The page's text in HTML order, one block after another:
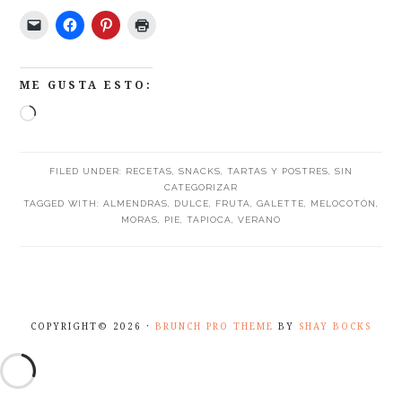
ME GUSTA ESTO:
FILED UNDER: RECETAS SNACKS TARTAS Y POSTRES
SIN
CATEGORIZAR
TAGGED WITH: ALMENDRAS DULCE FRUTA GALETTE MELOCOTÓN
MORAS
PIE TAPIOCA VERANO
COPYRIGHT© 2026 · BRUNCH PRO THEME BY SHAY BOCKS